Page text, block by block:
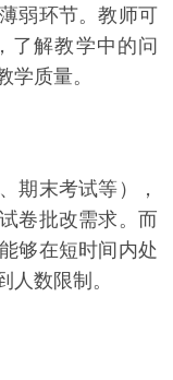
弱环节。教师可
了解教学中的问
学质量。
末考试等），
卷批改需求。而
够在短时间内处
人数限制。